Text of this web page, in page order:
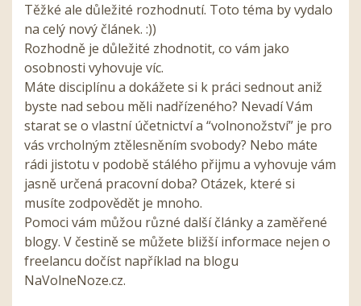
Těžké ale důležité rozhodnutí. Toto téma by vydalo
na celý nový článek. :))
Rozhodně je důležité zhodnotit, co vám jako
osobnosti vyhovuje víc.
Máte disciplínu a dokážete si k práci sednout aniž
byste nad sebou měli nadřízeného? Nevadí Vám
starat se o vlastní účetnictví a “volnonožství” je pro
vás vrcholným ztělesněním svobody? Nebo máte
rádi jistotu v podobě stálého přijmu a vyhovuje vám
jasně určená pracovní doba? Otázek, které si
musíte zodpovědět je mnoho.
Pomoci vám můžou různé další články a zaměřené
blogy. V čestině se můžete bližší informace nejen o
freelancu dočíst například na blogu
NaVolneNoze.cz.